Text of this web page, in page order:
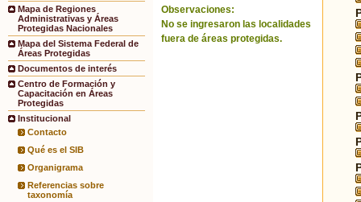
Mapa de Regiones
Administrativas y Áreas
Protegidas Nacionales
Mapa del Sistema Federal de
Áreas Protegidas
Documentos de interés
Centro de Formación y
Capacitación en Áreas
Protegidas
Institucional
Contacto
Qué es el SIB
Organigrama
Referencias sobre
taxonomía
Observaciones:
No se ingresaron las localidades
fuera de áreas protegidas.